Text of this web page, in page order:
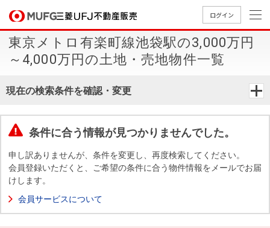
ログイン
買いたいTOP
中古
マン
築・
売りたいTOP
無
料
却
店舗案内TOP
店舗のご
案内（首
案内（名
案内（関
会社情報TOP
ごあいさ
つ
要
Way
採用情報TOP
新卒採用
情報
採用情報
買いたい
売りたい
店舗案内
会社情報
採用情報
東京メトロ有楽町線池袋駅の3,000万円
～4,000万円の土地・売地物件一覧
現在の検索条件を確認・変更
条件に合う情報が見つかりませんでした。
申し訳ありませんが、条件を変更し、再度検索してください。
会員登録いただくと、ご希望の条件に合う物件情報をメールでお届
けします。
会員サービスについて